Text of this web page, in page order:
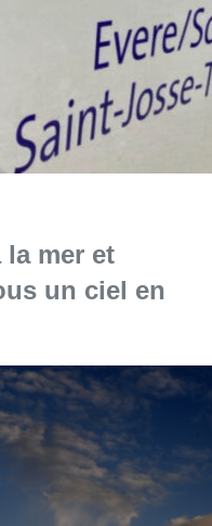
"Météo : fraîcheur à la
: Anderlecht